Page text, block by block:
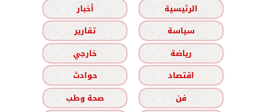
الرئيسية
أخبار
سياسة
تقارير
رياضة
خارجي
اقتصاد
حوادث
فن
صحة وطب